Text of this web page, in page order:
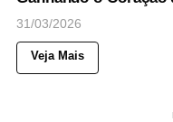
31/03/2026
Veja Mais